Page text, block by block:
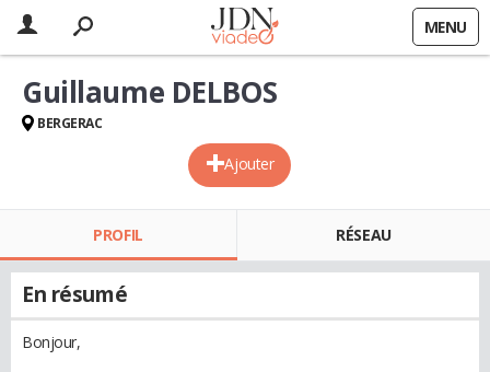
MENU
Ajouter
Guillaume DELBOS
BERGERAC
PROFIL RÉSEAU
En résumé
Bonjour,